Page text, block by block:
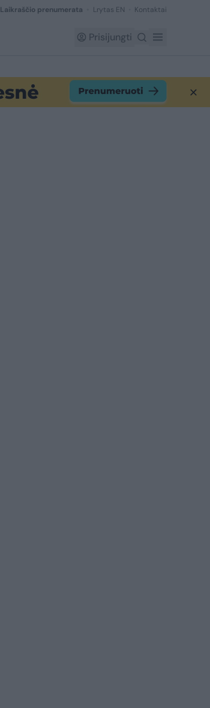
Laikraščio prenumerata Lrytas EN Kontaktai
Prisijungti